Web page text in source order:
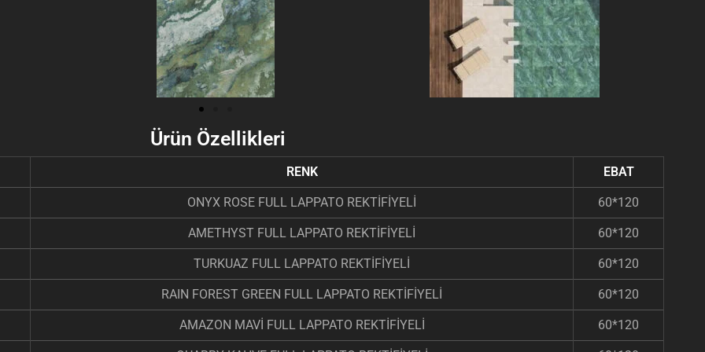
Ürün Özellikleri
RENK EBAT
ONYX ROSE FULL LAPPATO REKTİFİYELİ 60*120
AMETHYST FULL LAPPATO REKTİFİYELİ 60*120
TURKUAZ FULL LAPPATO REKTİFİYELİ 60*120
RAIN FOREST GREEN FULL LAPPATO REKTİFİYELİ 60*120
AMAZON MAVİ FULL LAPPATO REKTİFİYELİ 60*120